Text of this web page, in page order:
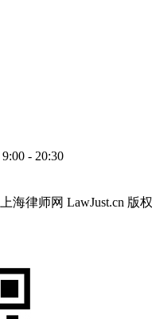
- 20:30
海律师网 LawJust.cn 版权